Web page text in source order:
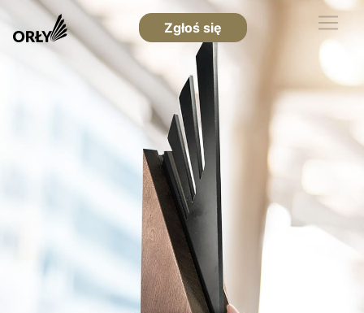
Zgłoś się